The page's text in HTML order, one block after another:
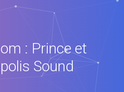
: Prince et
Sound